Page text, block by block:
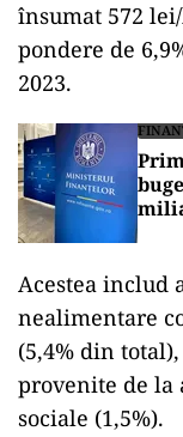
însumat 572
pondere de
2023.
Acestea includ
nealimentare
(5,4% din
provenite de la
sociale (1,5%).